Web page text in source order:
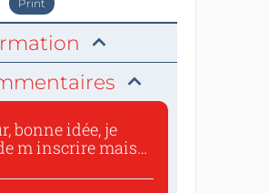
Print
bonne idée, je
m inscrire mais